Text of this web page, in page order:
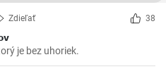
Zdieľať 38
je bez uhoriek.